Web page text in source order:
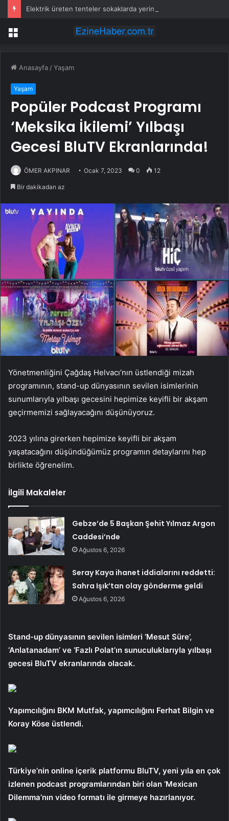
Elektrik üreten tenteler sokaklarda yerini almaya baladı
Menü
Anasayfa /Yaşam
Yaşam
Popüler Podcast Programı
‘Meksika İkilemi’ Yılbaşı
Gecesi BluTV Ekranlarında!
ÖMER AKPINAR Ocak 7, 2023 0 12
Bir dakikadan az
Yönetmenliğini Çağdaş Helvacı’nın üstlendiği mizah
programının, stand-up dünyasının sevilen isimlerinin
sunumlarıyla yılbaşı gecesini hepimize keyifli bir akşam
geçirmemizi sağlayacağını düşünüyoruz.
2023 yılına girerken hepimize keyifli bir akşam
yaşatacağını düşündüğümüz programın detaylarını hep
birlikte öğrenelim.
İlgili Makaleler
Gebze’de 5 Başkan Şehit Yılmaz Argon
Caddesi’nde
Ağustos 6, 2026
Seray Kaya ihanet iddialarını reddetti:
Sahra Işık’tan olay gönderme geldi
Ağustos 6, 2026
Stand-up dünyasının sevilen isimleri ‘Mesut Süre’,
‘Anlatanadam’ ve ‘Fazlı Polat’ın sunuculuklarıyla yılbaşı
gecesi BluTV ekranlarında olacak.
Yapımcılığını BKM Mutfak, yapımcılığını Ferhat Bilgin ve
Koray Köse üstlendi.
Türkiye’nin online içerik platformu BluTV, yeni yıla en çok
izlenen podcast programlarından biri olan ‘Mexican
Dilemma’nın video formatı ile girmeye hazırlanıyor.